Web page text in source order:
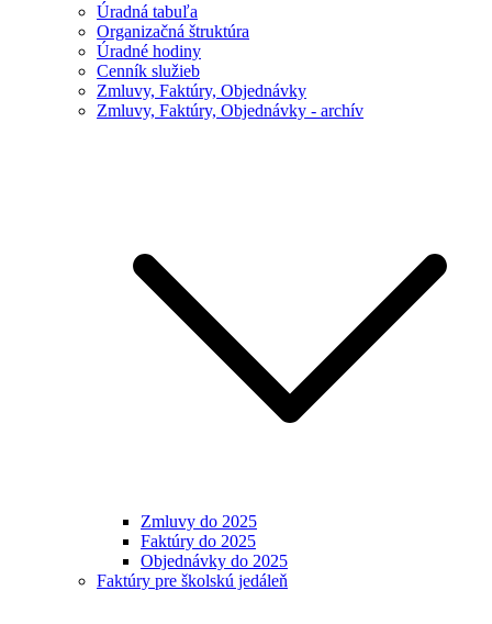
Úradná tabuľa
Organizačná štruktúra
Úradné hodiny
Cenník služieb
Zmluvy, Faktúry, Objednávky
Zmluvy, Faktúry, Objednávky - archív
Zmluvy do 2025
Faktúry do 2025
Objednávky do 2025
Faktúry pre školskú jedáleň